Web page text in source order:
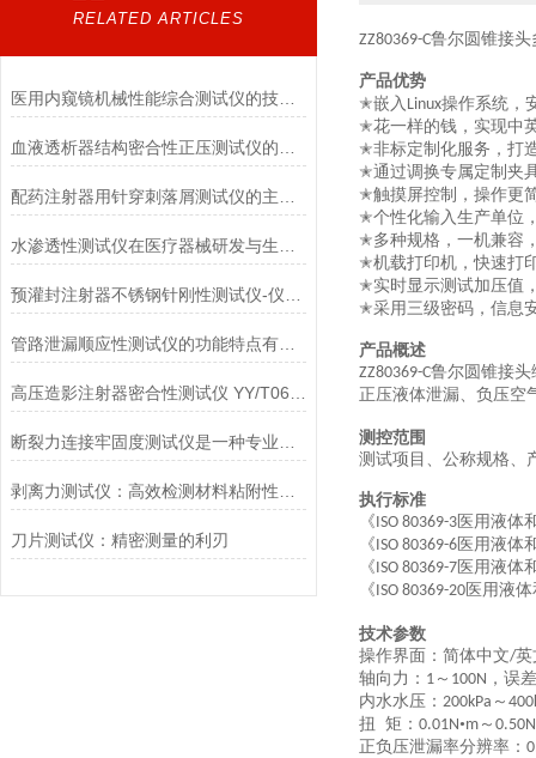
RELATED ARTICLES
医用内窥镜机械性能综合测试仪的技术特点详解
管路泄漏顺应性测试仪的功能特点有哪些?
刀片测试仪：精密测量的利刃
ZZ80369-C鲁尔圆锥接
产品优势
✭嵌入 Linux操作系统，
✭花一样的钱，实现中
✭非标定制化服务，打
✭通过调换专属定制夹
✭触摸屏控制，操作更
✭个性化输入生产单位
✭多种规格，一机兼容
✭机载打印机，快速打
✭实时显示测试加压值
✭采用三级密码，信息
产品概述
ZZ80369-C鲁尔圆锥接
正压液体泄漏、负压空
测控范围
测试项目、公称规格、
执行标准
《ISO 80369-3 医用液体
《ISO 80369-6 医用液体
《ISO 80369-7 医用液体
《ISO 80369-20 医用液
技术参数
操作界面：简体中文/英
轴向力： 1 ～ 100N ，误
内水水压： 200kPa ～
扭 矩： 0.01N•m ～ 0.50N
正负压泄漏率分辨率：